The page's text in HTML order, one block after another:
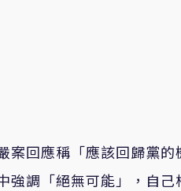
案回應稱「應該回歸黨
強調「絕無可能」，自